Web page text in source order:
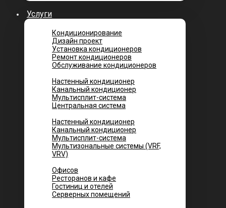
Услуги
Кондиционирование
Дизайн проект
Установка кондиционеров
Ремонт кондиционеров
Обслуживание кондиционеров
Настенный кондиционер
Канальный кондиционер
Мультисплит-система
Центральная система
Настенный кондиционер
Канальный кондиционер
Мультисплит-система
Мультизональные системы (VRF,
VRV)
Офисов
Ресторанов и кафе
Гостиниц и отелей
Серверных помещений